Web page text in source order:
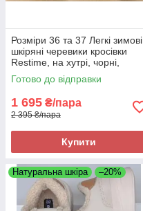
Розміри 36 та 37 Легкі зимові
шкіряні черевики кросівки
Restime, на хутрі, чорні,
повнорозмірні, на підошві з
піни
Готово до відправки
1 695 ₴/пара
2 395 ₴/пара
Купити
Натуральна шкіра –20%